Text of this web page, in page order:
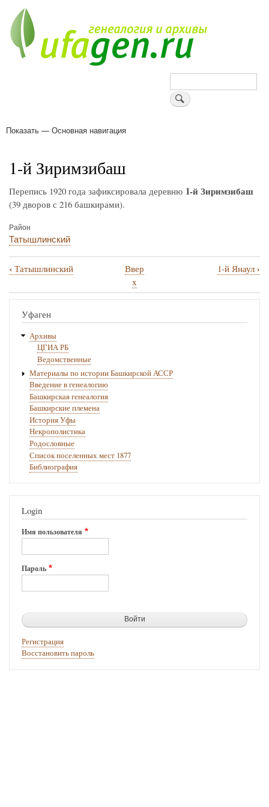
основному
содержанию
Поиск
Основная
Показать — Основная навигация
1-й Зиримзибаш
Перепись 1920 года зафиксировала деревню 1-й Зиримзибаш
(39 дворов с 216 башкирами).
Район
Татышлинский
Перекрёстные
ссылки
книги
для
Зиримзибаш
‹ Татышлинский
Ввер
х
1-й Янаул ›
Уфаген
Архивы
ЦГИА РБ
Ведомственные
Материалы по истории Башкирской АССР
Введение в генеалогию
Башкирская генеалогия
Башкирские племена
История Уфы
Некрополистика
Родословные
Список поселенных мест 1877
Библиография
Login
Имя пользователя
Пароль
Регистрация
Восстановить пароль